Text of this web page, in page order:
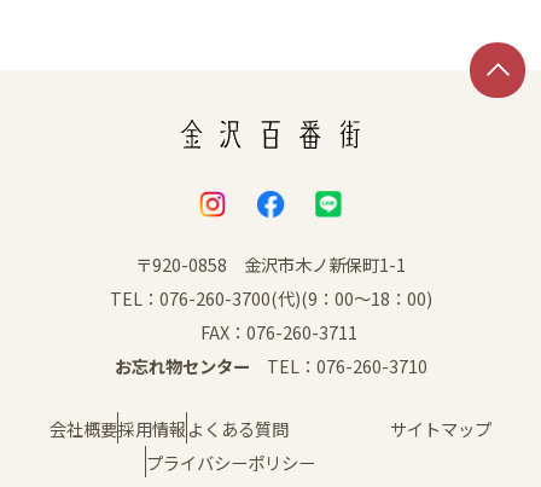
〒920-0858 金沢市木ノ新保町1-1
TEL：076-260-3700(代)(9：00～18：00)
FAX：076-260-3711
お忘れ物センター TEL：076-260-3710
会社概要採用情報よくある質問
サイトマップ
プライバシーポリシー